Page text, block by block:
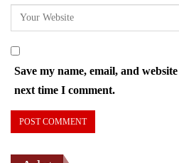
Save my name, email, and
next time I comment.